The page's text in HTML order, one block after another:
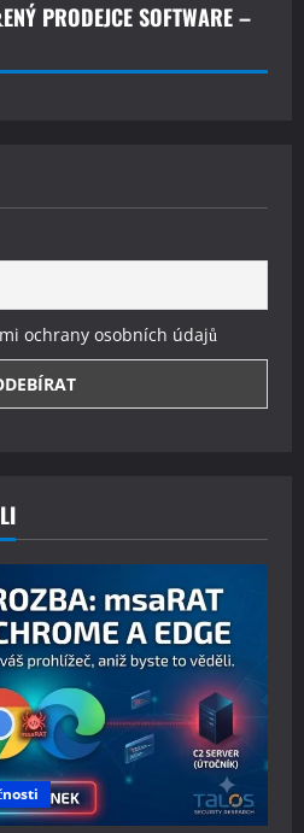
PRODEJCE SOFTWARE –
ochrany osobních údajů